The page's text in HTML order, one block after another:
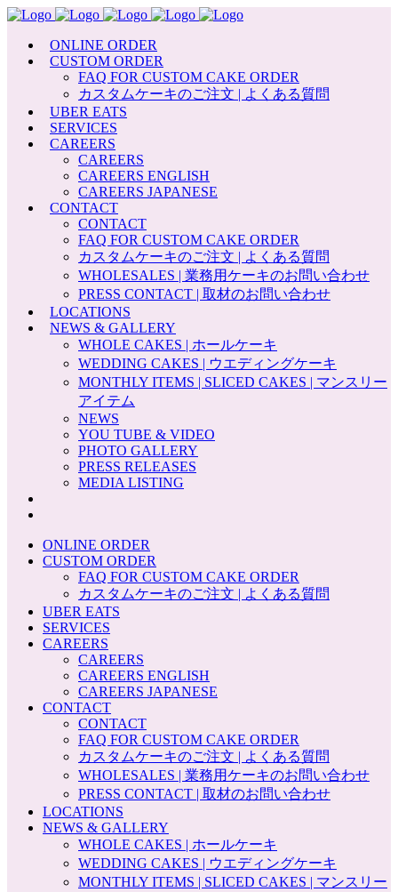
ONLINE ORDER
CUSTOM ORDER
FAQ FOR CUSTOM CAKE ORDER
カスタムケーキのご注文 | よくある質問
UBER EATS
SERVICES
CAREERS
CAREERS
CAREERS ENGLISH
CAREERS JAPANESE
CONTACT
CONTACT
FAQ FOR CUSTOM CAKE ORDER
カスタムケーキのご注文 | よくある質問
WHOLESALES | 業務用ケーキのお問い合わせ
PRESS CONTACT | 取材のお問い合わせ
LOCATIONS
NEWS & GALLERY
WHOLE CAKES | ホールケーキ
WEDDING CAKES | ウエディングケーキ
MONTHLY ITEMS | SLICED CAKES | マンスリー
アイテム
NEWS
YOU TUBE & VIDEO
PHOTO GALLERY
PRESS RELEASES
MEDIA LISTING
ONLINE ORDER
CUSTOM ORDER
FAQ FOR CUSTOM CAKE ORDER
カスタムケーキのご注文 | よくある質問
UBER EATS
SERVICES
CAREERS
CAREERS
CAREERS ENGLISH
CAREERS JAPANESE
CONTACT
CONTACT
FAQ FOR CUSTOM CAKE ORDER
カスタムケーキのご注文 | よくある質問
WHOLESALES | 業務用ケーキのお問い合わせ
PRESS CONTACT | 取材のお問い合わせ
LOCATIONS
NEWS & GALLERY
WHOLE CAKES | ホールケーキ
WEDDING CAKES | ウエディングケーキ
MONTHLY ITEMS | SLICED CAKES | マンスリー